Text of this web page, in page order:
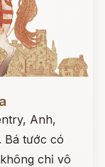
Anh,
Bá tước có
chỉ vô